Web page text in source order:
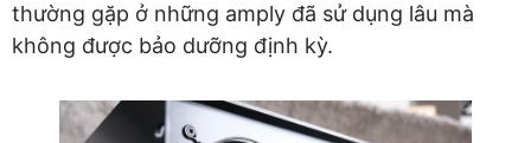
thường gặp ở những amply đã sử dụng lâu mà
không được bảo dưỡng định kỳ.